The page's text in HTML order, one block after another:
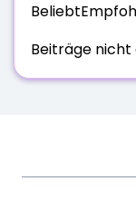
Beliebt
Beiträge nicht